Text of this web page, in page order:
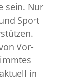
sein. Nur
Sport
Vor-
in